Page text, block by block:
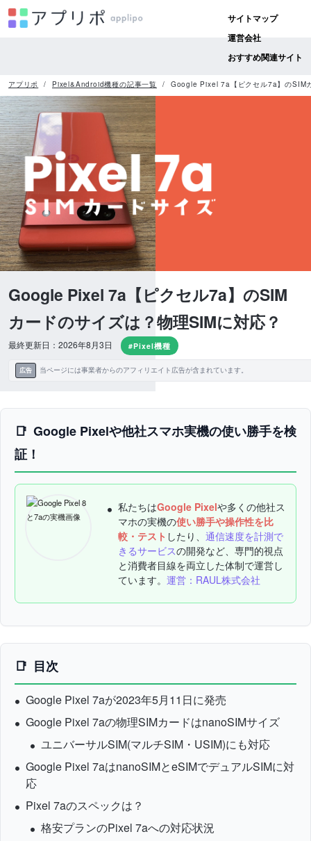
サイトマップ
運営会社
おすすめ関連サイト
アプリポ Pixel&Android機種の記事一覧 Google Pixel 7a【ピクセル7a】のSIM
Google Pixel 7a【ピクセル7a】のSIM
カードのサイズは？物理SIMに対応？
最終更新日：2026年8月3日 #Pixel機種
広告 当ページには事業者からのアフィリエイト広告が含まれています。
Google Pixelや他社スマホ実機の使い勝手を検
証！
私たちはGoogle Pixelや多くの他社ス
マホの実機の使い勝手や操作性を比
較・テスト したり、 通信速度を計測で
きるサービスの開発など、専門的視点
と消費者目線を両立した体制で運営し
ています。 運営：RAUL株式会社
目次
Google Pixel 7aが2023年5月11日に発売
Google Pixel 7aの物理SIMカードはnanoSIMサイズ
ユニバーサルSIM(マルチSIM・USIM)にも対応
Google Pixel 7aはnanoSIMとeSIMでデュアルSIMに対
応
Pixel 7aのスペックは？
格安プランのPixel 7aへの対応状況